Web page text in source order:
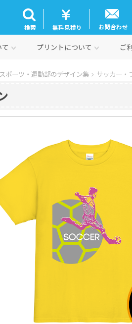
検索 無料見積り お問合わせ
プリントについて ご
スポーツ・運動部のデザイン集 サッカー・